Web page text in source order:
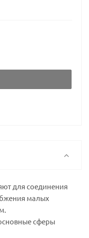
для соединения
малых
сферы